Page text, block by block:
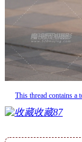
This thread contains a
收藏87